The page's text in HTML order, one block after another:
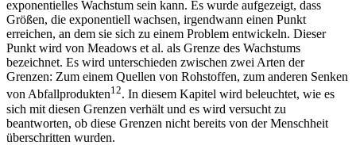
exponentielles Wachstum sein kann. Es wurde aufgezeigt, dass
Größen, die exponentiell wachsen, irgendwann einen Punkt
erreichen, an dem sie sich zu einem Problem entwickeln. Dieser
Punkt wird von Meadows et al. als Grenze des Wachstums
bezeichnet. Es wird unterschieden zwischen zwei Arten der
Grenzen: Zum einem Quellen von Rohstoffen, zum anderen Senken
von Abfallprodukten12. In diesem Kapitel wird beleuchtet, wie es
sich mit diesen Grenzen verhält und es wird versucht zu
beantworten, ob diese Grenzen nicht bereits von der Menschheit
überschritten wurden.